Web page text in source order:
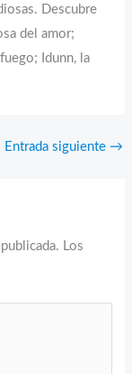
Descubre
del amor;
Idunn, la
Entrada siguiente →
Los